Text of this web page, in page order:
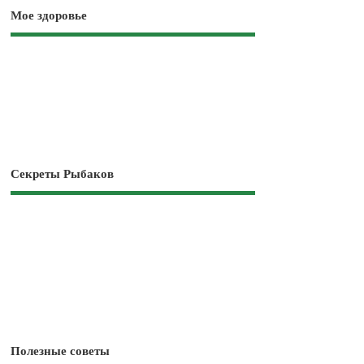
Мое здоровье
Секреты Рыбаков
Полезные советы